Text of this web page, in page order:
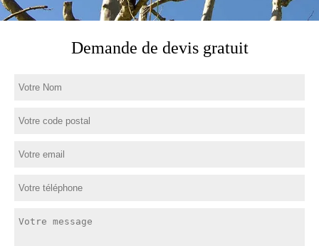
Demande de devis gratuit